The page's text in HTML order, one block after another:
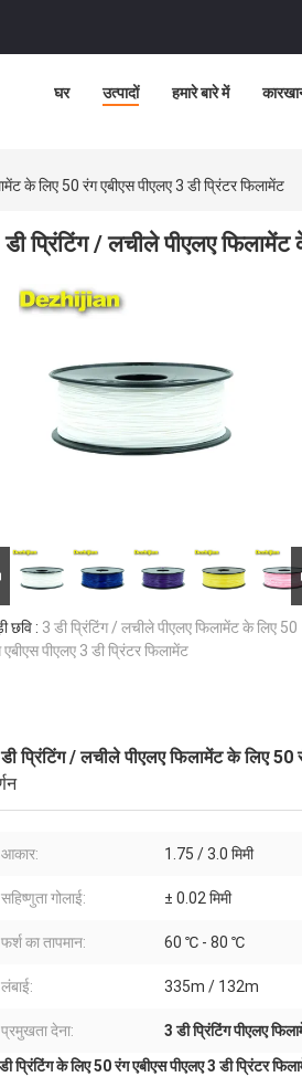
घर उत्पादों हमारे बारे में
के लिए 50 रंग एबीएस पीएलए 3 डी प्रिंटर फिलामेंट
प्रिंटिंग / लचीले पीएलए फिलामेंट
छवि : 3 डी प्रिंटिंग / लचीले पीएलए फिलामेंट के लिए 50
एबीएस पीएलए 3 डी प्रिंटर फिलामेंट
प्रिंटिंग / लचीले पीएलए फिलामेंट के लिए 50
आकार: 1.75 / 3.0 मिमी
सहिष्णुता गोलाई: ± 0.02 मिमी
फर्श का तापमान: 60 ℃ - 80 ℃
लंबाई: 335m / 132m
प्रमुखता देना: 3 डी प्रिंटिंग पीएलए
प्रिंटिंग के लिए 50 रंग एबीएस पीएलए 3 डी प्रिंटर